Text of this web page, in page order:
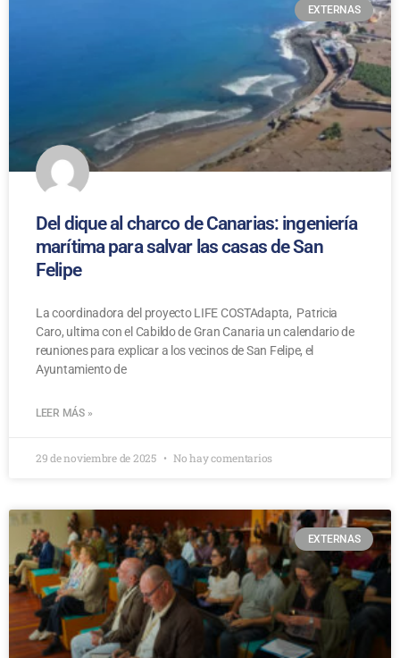
EXTERNAS
Del dique al charco de Canarias: ingeniería
marítima para salvar las casas de San
Felipe
La coordinadora del proyecto LIFE COSTAdapta, Patricia
Caro, ultima con el Cabildo de Gran Canaria un calendario de
reuniones para explicar a los vecinos de San Felipe, el
Ayuntamiento de
LEER MÁS »
29 de noviembre de 2025 No hay comentarios
EXTERNAS